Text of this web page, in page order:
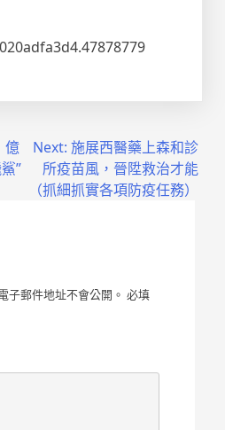
億
”
Next: 施展西醫藥上森和診
所疫苗風，晉陞救治才能
（抓細抓實各項防疫任務）
子郵件地址不會公開。 必填